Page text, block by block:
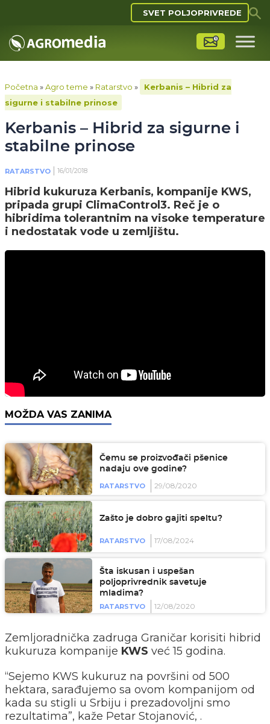
SVET POLJOPRIVREDE
Početna »Agro teme » Ratarstvo »
Kerbanis – Hibrid za
sigurne i stabilne prinose
Kerbanis – Hibrid za sigurne i
stabilne prinose
RATARSTVO 16/01/2018
Hibrid kukuruza Kerbanis, kompanije KWS,
pripada grupi ClimaControl3. Reč je o
hibridima tolerantnim na visoke temperature
i nedostatak vode u zemljištu.
MOŽDA VAS ZANIMA
Čemu se proizvođači pšenice
nadaju ove godine?
RATARSTVO 29/08/2020
Zašto je dobro gajiti speltu?
RATARSTVO 17/08/2024
Šta iskusan i uspešan
poljoprivrednik savetuje
mladima?
RATARSTVO
12/08/2020
Zemljoradnička zadruga Graničar korisiti hibrid
kukuruza kompanije KWS već 15 godina.
“Sejemo KWS kukuruz na površini od 500
hektara, sarađujemo sa ovom kompanijom od
kada su stigli u Srbiju i prezadovoljni smo
rezultatima”, kaže Petar Stojanović, .